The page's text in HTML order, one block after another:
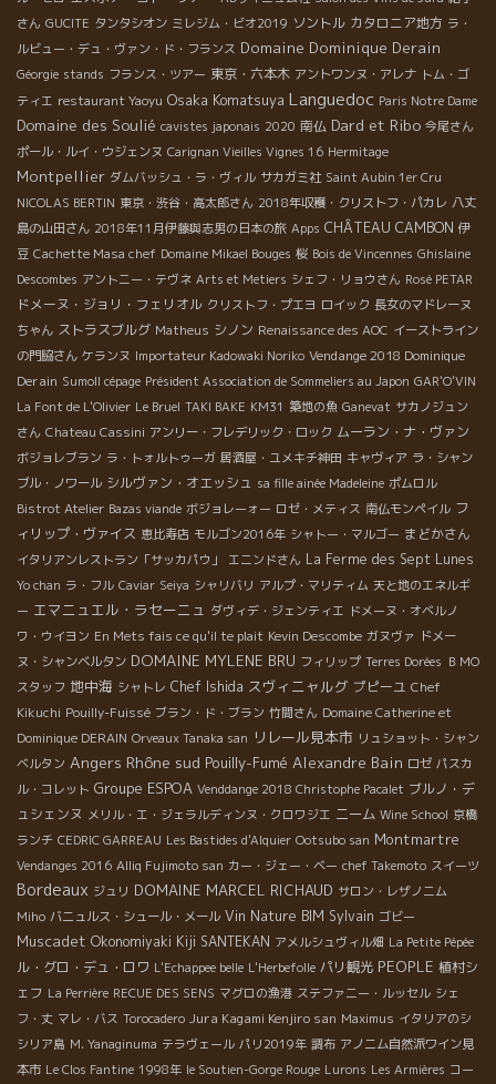
さん GUCITE タンタシオン ミレジム・ビオ2019 ソントル カタロニア地方 ラ・
ルビュー・デュ・ヴァン・ド・フランス Domaine Dominique Derain
Géorgie stands フランス・ツアー 東京・六本木 アントワンヌ・アレナ トム・ゴ
ティエ restaurant Yaoyu Osaka Komatsuya Languedoc Paris Notre Dame
Domaine des Soulié cavistes japonais 2020 南仏 Dard et Ribo 今尾さん
ポール・ルイ・ウジェンヌ Carignan Vieilles Vignes 16 Hermitage
Montpellier ダムバッシュ・ラ・ヴィル サカガミ社 Saint Aubin 1er Cru
NICOLAS BERTIN 東京・渋谷・高太郎さん 2018年収穫・クリストフ・パカレ 八丈
島の山田さん 2018年11月伊藤與志男の日本の旅 Apps CHÂTEAU CAMBON 伊
豆 Cachette Masa chef Domaine Mikael Bouges 桜 Bois de Vincennes Ghislaine
Descombes アントニー・テヴネ Arts et Metiers シェフ・リョウさん Rosé PETAR
ドメーヌ・ジョリ・フェリオル クリストフ・プエヨ ロイック 長女のマドレーヌ
ちゃん ストラスブルグ Matheus シノン Renaissance des AOC イーストライン
の門脇さん ケランヌ Importateur Kadowaki Noriko Vendange 2018 Dominique
Derain Sumoll cépage Président Association de Sommeliers au Japon GAR'O'VIN
La Font de L'Olivier Le Bruel TAKI BAKE KM31 築地の魚 Ganevat サカノジュン
さん Chateau Cassini アンリー・フレデリック・ロック ムーラン・ナ・ヴァン
ボジョレブラン ラ・トォルトゥーガ 居酒屋・ユメキチ神田 キャヴィア ラ・シャン
ブル・ノワール シルヴァン・オエッシュ sa fille ainée Madeleine ポムロル
Bistrot Atelier Bazas viande ボジョレーォー ロゼ・メティス 南仏モンペイル フ
ィリップ・ヴァイス 恵比寿店 モルゴン2016年 シャトー・マルゴー まどかさん
イタリアンレストラン「サッカパウ」 エニンドさん La Ferme des Sept Lunes
Yo chan ラ・フル Caviar Seiya シャリバリ アルプ・マリティム 天と地のエネルギ
ー エマニュエル・ラセーニュ ダヴィデ・ジェンティエ ドメーヌ・オベルノ
ワ・ウイヨン En Mets fais ce qu'il te plait Kevin Descombe ガヌヴァ ドメー
ヌ・シャンベルタン DOMAINE MYLENE BRU フィリップ Terres Dorées ＢＭО
スタッフ 地中海 シャトレ Chef Ishida スヴィニャルグ プピーユ Chef
Kikuchi Pouilly-Fuissé ブラン・ド・ブラン 竹間さん Domaine Catherine et
Dominique DERAIN Orveaux Tanaka san リレール見本市 リュショット・シャン
ベルタン Angers Rhône sud Pouilly-Fumé Alexandre Bain ロゼ パスカ
ル・コレット Groupe ESPOA Venddange 2018 Christophe Pacalet ブルノ・デ
ュシェンヌ メリル・エ・ジェラルディンヌ・クロワジエ ニーム Wine School 京橋
ランチ CEDRIC GARREAU Les Bastides d'Alquier Ootsubo san Montmartre
Vendanges 2016 Alliq Fujimoto san カー・ジェー・ベー chef Takemoto スイーツ
Bordeaux ジュリ DOMAINE MARCEL RICHAUD サロン・レザノニム
Miho バニュルス・シュール・メール Vin Nature BIM Sylvain ゴビー
Muscadet Okonomiyaki Kiji SANTEKAN アメルシュヴィル畑 La Petite Pépée
ル・グロ・デュ・ロワ L'Echappee belle L'Herbefolle パリ観光 PEOPLE 植村シ
ェフ La Perrière RECUE DES SENS マグロの漁港 ステファニー・ルッセル シェ
フ・丈 マレ・バス Torocadero Jura Kagami Kenjiro san Maximus イタリアのシ
シリア島 M. Yanaginuma テラヴェール パリ2019年 調布 アノニム自然派ワイン見
本市 Le Clos Fantine 1998年 le Soutien-Gorge Rouge Lurons Les Armières コー